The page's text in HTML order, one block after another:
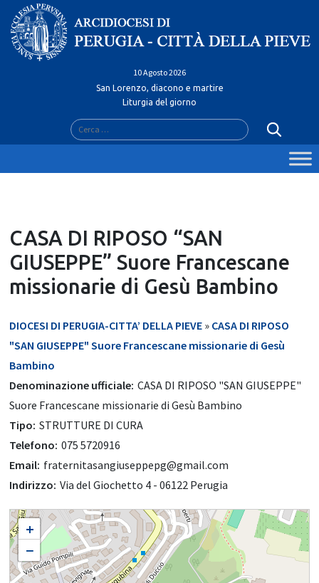
Skip
content
10 Agosto 2026
San Lorenzo, diacono e martire
Liturgia del giorno
Ricerca
per:
CASA DI RIPOSO “SAN
GIUSEPPE” Suore Francescane
missionarie di Gesù Bambino
DIOCESI DI PERUGIA-CITTA’ DELLA PIEVE » CASA DI RIPOSO
"SAN GIUSEPPE" Suore Francescane missionarie di Gesù
Bambino
Denominazione ufficiale: CASA DI RIPOSO "SAN GIUSEPPE"
Suore Francescane missionarie di Gesù Bambino
Tipo: STRUTTURE DI CURA
Telefono: 075 5720916
Email: fraternitasangiuseppepg@gmail.com
Indirizzo: Via del Giochetto 4 - 06122 Perugia
CASA DI RIPOSO "SAN GIUSEPPE" Suore Francescane missionarie di Gesù
Bambino
+
−